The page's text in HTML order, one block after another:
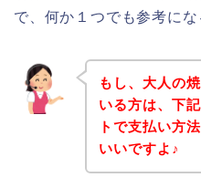
で、何か１つでも参考にな
もし、大人の
いる方は、下
トで支払い方
いいですよ♪